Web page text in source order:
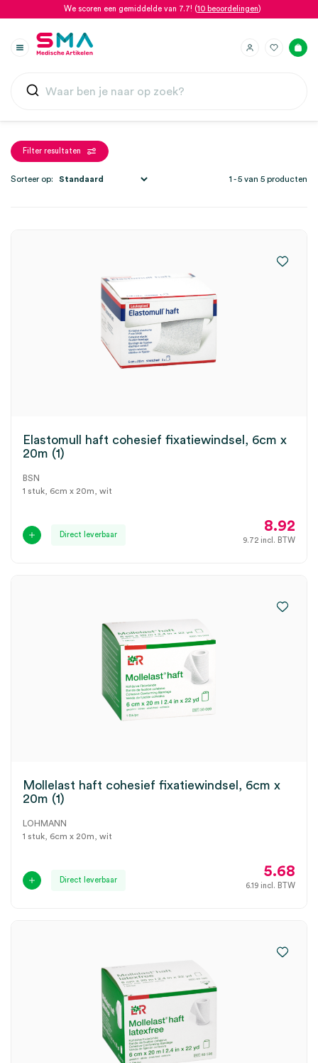
We scoren een gemiddelde van 7.7! (10 beoordelingen)
Filter resultaten
1 - 5 van 5 producten
Sorteer op:
Elastomull haft cohesief fixatiewindsel, 6cm x
20m (1)
BSN
1 stuk, 6cm x 20m, wit
Direct leverbaar
8.92
9.72 incl. BTW
Mollelast haft cohesief fixatiewindsel, 6cm x
20m (1)
LOHMANN
1 stuk, 6cm x 20m, wit
Direct leverbaar
5.68
6.19 incl. BTW